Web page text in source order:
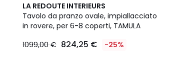
LA REDOUTE INTERIEURS
Tavolo da pranzo ovale, impiallacciato
in rovere, per 6-8 coperti, TAMULA
1099,00 € 824,25 € -25%
4,6
/ 5